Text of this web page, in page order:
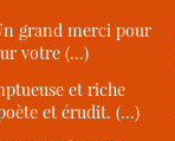
grand merci pour
votre (…)
et riche
et érudit. (…)